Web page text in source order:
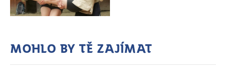
Mohlo by tě zajímat